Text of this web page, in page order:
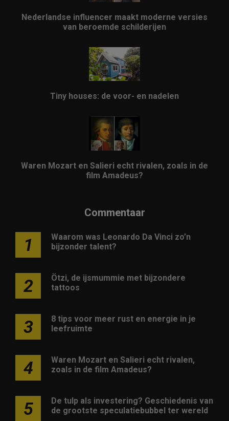
Nederlandse influencer maakt moderne versies
van beroemde schilderijen
Tiny houses: de voor- en nadelen
Waren Mozart en Salieri echt rivalen, zoals in de
film Amadeus?
Commentaar
1
Waarom was Leonardo Da Vinci zo’n
bijzonder talent?
2
Ötzi, de ijsmummie met bijzondere
tattoos
3
8 tips voor meer rust en energie in je
leefruimte
4
Waren Mozart en Salieri echt rivalen,
zoals in de film Amadeus?
5
De tulp als investering? Geschiedenis van
de grootste speculatiebubbel ter wereld